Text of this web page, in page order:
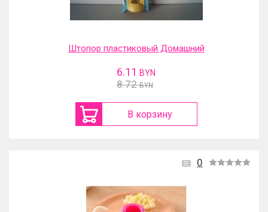
Штопор пластиковый Домашний
6.11 BYN
8.72 BYN
В корзину
0